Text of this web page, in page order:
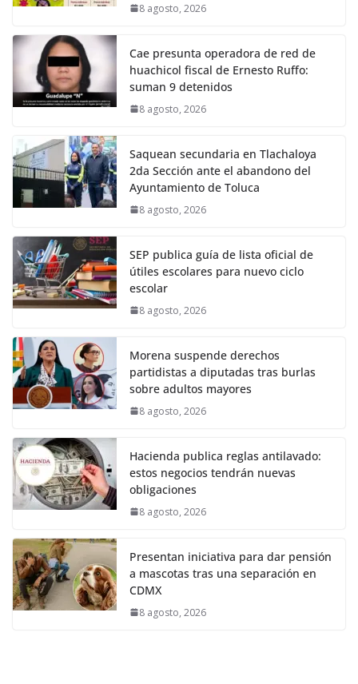
8 agosto, 2026
Cae presunta operadora de red de
huachicol fiscal de Ernesto Ruffo:
suman 9 detenidos
8 agosto, 2026
Saquean secundaria en Tlachaloya
2da Sección ante el abandono del
Ayuntamiento de Toluca
8 agosto, 2026
SEP publica guía de lista oficial de
útiles escolares para nuevo ciclo
escolar
8 agosto, 2026
Morena suspende derechos
partidistas a diputadas tras burlas
sobre adultos mayores
8 agosto, 2026
Hacienda publica reglas antilavado:
estos negocios tendrán nuevas
obligaciones
8 agosto, 2026
Presentan iniciativa para dar pensión
a mascotas tras una separación en
CDMX
8 agosto, 2026